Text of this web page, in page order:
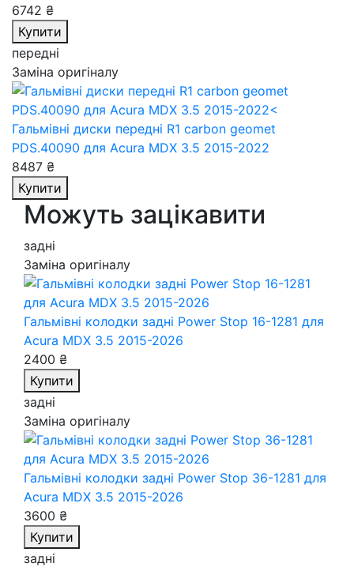
6742 ₴
Купити
передні
Заміна оригіналу
Гальмівні диски передні R1 carbon geomet
PDS.40090 для Acura MDX 3.5 2015-2022
8487 ₴
Купити
Можуть зацікавити
задні
Заміна оригіналу
Гальмівні колодки задні Power Stop 16-1281 для
Acura MDX 3.5 2015-2026
2400 ₴
Купити
задні
Заміна оригіналу
Гальмівні колодки задні Power Stop 36-1281 для
Acura MDX 3.5 2015-2026
3600 ₴
Купити
задні